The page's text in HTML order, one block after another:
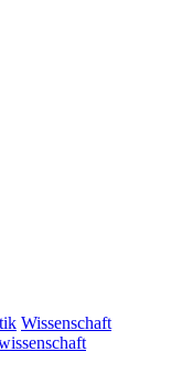
Wissenschaft